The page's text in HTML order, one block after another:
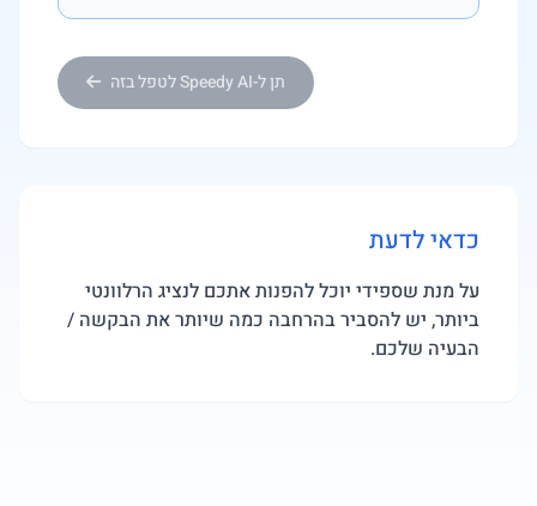
תן ל-Speedy AI לטפל בזה
כדאי לדעת
על מנת שספידי יוכל להפנות אתכם לנציג הרלוונטי
ביותר, יש להסביר בהרחבה כמה שיותר את הבקשה /
הבעיה שלכם.